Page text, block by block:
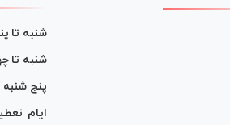
شنبه تا
شنبه تا
پنج
ایام